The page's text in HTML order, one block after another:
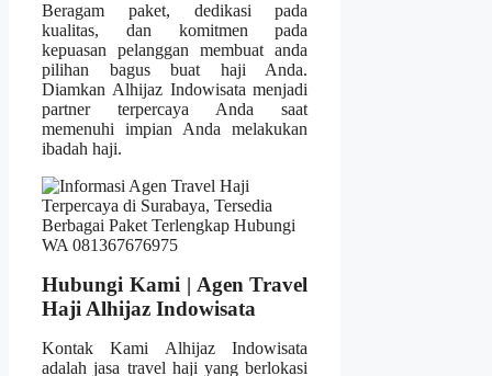
Beragam paket, dedikasi pada
kualitas, dan komitmen pada
kepuasan pelanggan membuat anda
pilihan bagus buat haji Anda.
Diamkan Alhijaz Indowisata menjadi
partner terpercaya Anda saat
memenuhi impian Anda melakukan
ibadah haji.
Hubungi Kami | Agen Travel
Haji Alhijaz Indowisata
Kontak Kami Alhijaz Indowisata
adalah jasa travel haji yang berlokasi